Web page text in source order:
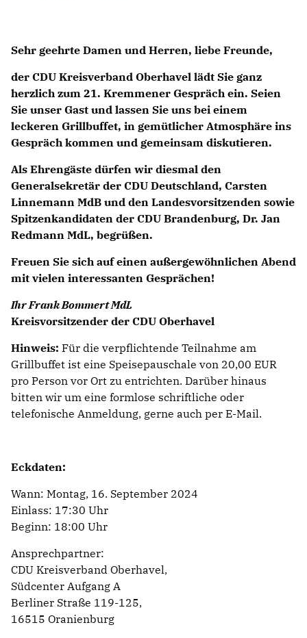
Sehr geehrte Damen und Herren, liebe Freunde,
der CDU Kreisverband Oberhavel lädt Sie ganz
herzlich zum 21. Kremmener Gespräch ein. Seien
Sie unser Gast und lassen Sie uns bei einem
leckeren Grillbuffet, in gemütlicher Atmosphäre ins
Gespräch kommen und gemeinsam diskutieren.
Als Ehrengäste dürfen wir diesmal den
Generalsekretär der CDU Deutschland, Carsten
Linnemann MdB und den Landesvorsitzenden sowie
Spitzenkandidaten der CDU Brandenburg, Dr. Jan
Redmann MdL, begrüßen.
Freuen Sie sich auf einen außergewöhnlichen Abend
mit vielen interessanten Gesprächen!
Ihr Frank Bommert MdL
Kreisvorsitzender der CDU Oberhavel
Hinweis: Für die verpflichtende Teilnahme am
Grillbuffet ist eine Speisepauschale von 20,00 EUR
pro Person vor Ort zu entrichten. Darüber hinaus
bitten wir um eine formlose schriftliche oder
telefonische Anmeldung, gerne auch per E-Mail.
Eckdaten:
Wann: Montag, 16. September 2024
Einlass: 17:30 Uhr
Beginn: 18:00 Uhr
Ansprechpartner:
CDU Kreisverband Oberhavel,
Südcenter Aufgang A
Berliner Straße 119-125,
16515 Oranienburg